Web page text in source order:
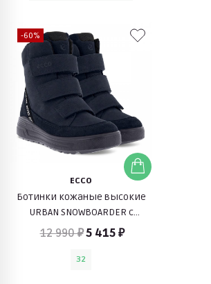
-60%
ECCO
Ботинки кожаные высокие
URBAN SNOWBOARDER c
мембраной Gore-Tex (синий)
12 990 ₽5 415 ₽
32